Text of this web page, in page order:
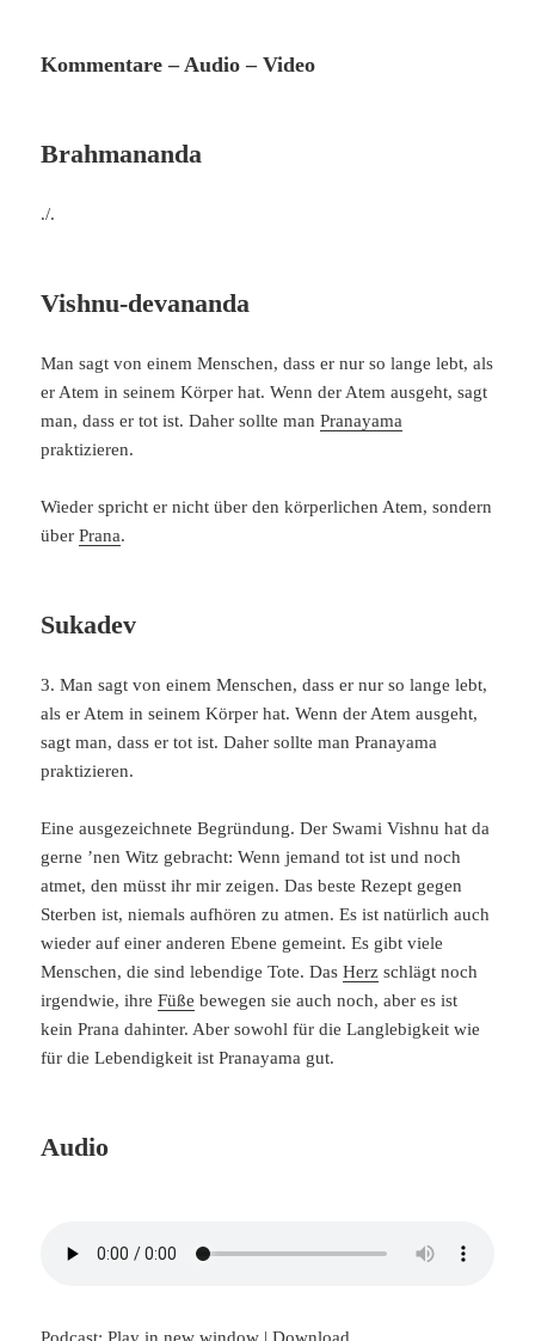
Kommentare – Audio – Video
Brahmananda
./.
Vishnu-devananda
Man sagt von einem Menschen, dass er nur so lange lebt, als
er Atem in seinem Körper hat. Wenn der Atem ausgeht, sagt
man, dass er tot ist. Daher sollte manPranayama
praktizieren.
Wieder spricht er nicht über den körperlichen Atem, sondern
überPrana.
Sukadev
3. Man sagt von einem Menschen, dass er nur so lange lebt,
als er Atem in seinem Körper hat. Wenn der Atem ausgeht,
sagt man, dass er tot ist. Daher sollte man Pranayama
praktizieren.
Eine ausgezeichnete Begründung. Der Swami Vishnu hat da
gerne ’nen Witz gebracht: Wenn jemand tot ist und noch
atmet, den müsst ihr mir zeigen. Das beste Rezept gegen
Sterben ist, niemals aufhören zu atmen. Es ist natürlich auch
wieder auf einer anderen Ebene gemeint. Es gibt viele
Menschen, die sind lebendige Tote. DasHerz schlägt noch
irgendwie, ihreFüße bewegen sie auch noch, aber es ist
kein Prana dahinter. Aber sowohl für die Langlebigkeit wie
für die Lebendigkeit ist Pranayama gut.
Audio